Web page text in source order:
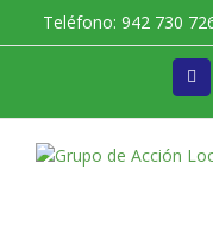
Teléfono: 942 730